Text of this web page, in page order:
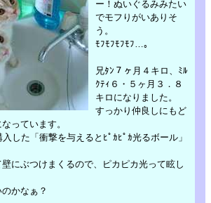
ー！ぬいぐるみみたい
でモフりがいありそ
う。
ﾓﾌﾓﾌﾓﾌﾓﾌ…。
兄ﾀﾝ７ヶ月４キロ、ﾐﾙ
ｸﾃｨ６・５ヶ月３．８
キロになりました。
すっかり仲良しにもど
っています。
した「衝撃を与えるとﾋﾟｶﾋﾟｶ光るボール」
にぶつけまくるので、ピカピカ光って眩し
かなぁ？